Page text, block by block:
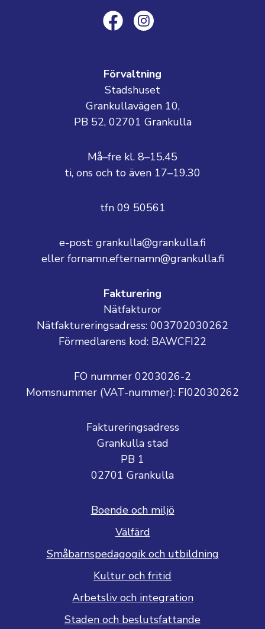
Förvaltning
Stadshuset
Grankullavägen 10,
PB 52, 02701 Grankulla
Må–fre kl. 8–15.45
ti, ons och to även 17–19.30
tfn 09 50561
e-post: grankulla@grankulla.fi
eller fornamn.efternamn@grankulla.fi
Fakturering
Nätfakturor
Nätfaktureringsadress: 003702030262
Förmedlarens kod: BAWCFI22
FO nummer 0203026-2
Momsnummer (VAT-nummer): FI02030262
Faktureringsadress
Grankulla stad
PB 1
02701 Grankulla
Boende och miljö
Välfärd
Småbarnspedagogik och utbildning
Kultur och fritid
Arbetsliv och integration
Staden och beslutsfattande